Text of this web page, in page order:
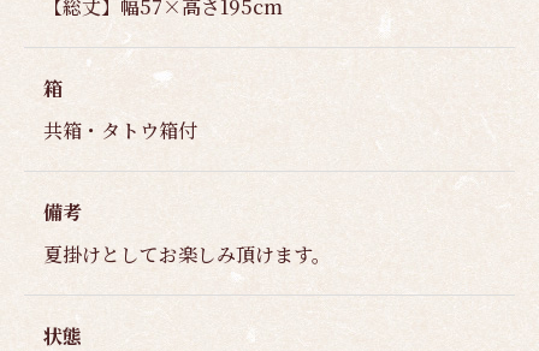
【総丈】幅57×高さ195cm
箱
共箱・タトウ箱付
備考
夏掛けとしてお楽しみ頂けます。
状態